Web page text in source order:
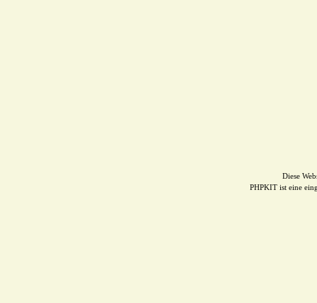
Diese
PHPKIT ist eine